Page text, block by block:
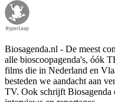
Biosagenda.nl - De meest
alle bioscoopagenda's, óók
films die in Nederland en
besteden we aandacht aan
TV. Ook schrijft Biosagenda